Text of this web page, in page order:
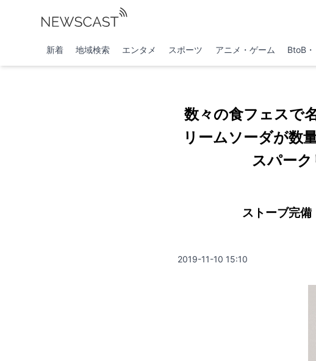
新着 地域検索 エンタメ スポーツ アニメ・ゲーム BtoB
数々の食フェスで
リームソーダが数
スパーク
ストーブ完備
2019-11-10 15:10